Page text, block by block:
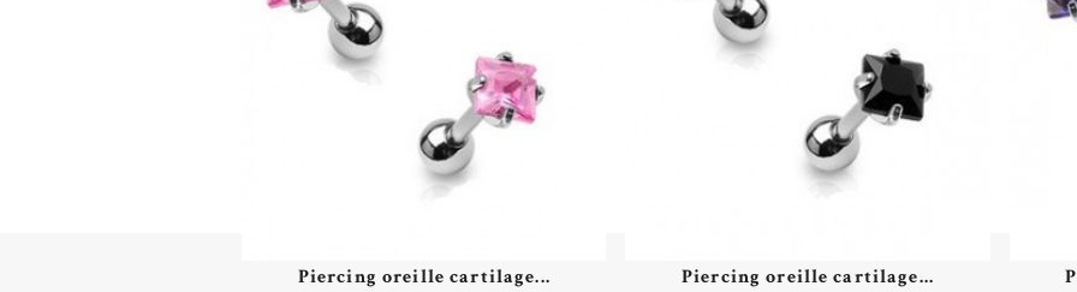
Piercing oreille cartilage... Piercing oreille cartilage...